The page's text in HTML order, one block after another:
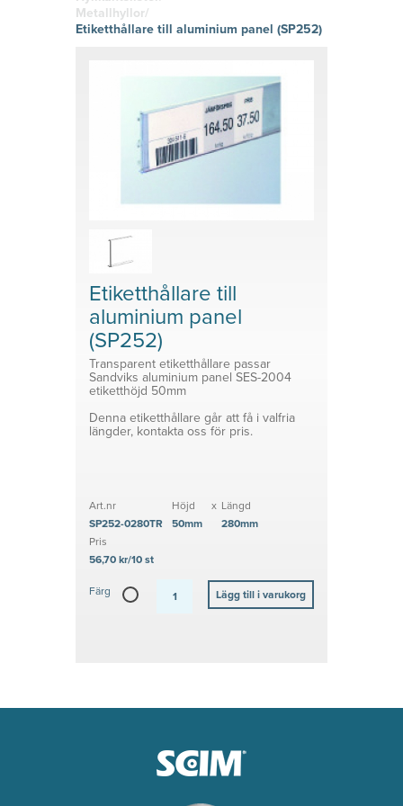
vinyl
Självhäftand
e eller
känslan i
Planering
Skyltklämmor
System för avdelare
Medicinsk Skyddsutrustning
Tillbehör ESL enheter
Metallhyllor/
Etiketthållare till aluminium panel (SP252)
Etiketthållare till
aluminium panel
(SP252)
Transparent etiketthållare passar
Sandviks aluminium panel SES-2004
etiketthöjd 50mm
Denna etiketthållare går att få i valfria
längder, kontakta oss för pris.
Art.nr
SP252-0280TR
Höjd
50mm
x Längd
280mm
Pris
56,70 kr/10 st
Färg